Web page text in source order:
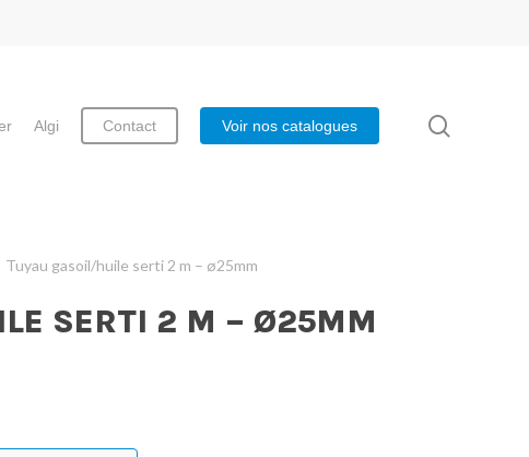
Algi Contact Voir nos catalogues
Tuyau gasoil/huile serti 2 m – ø25mm
SERTI 2 M – Ø25MM